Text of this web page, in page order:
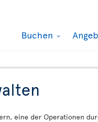
Buchen
eine der Operationen